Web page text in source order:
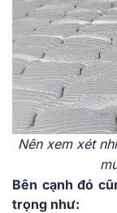
Nên xem xét
Bên cạnh đó
trọng như: